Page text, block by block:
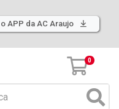
APP da AC Araujo
0